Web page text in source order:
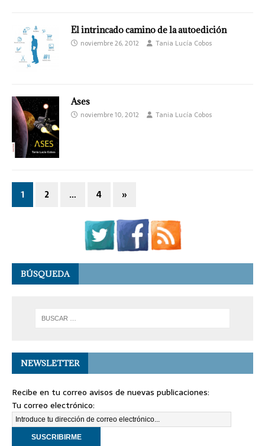
El intrincado camino de la autoedición
noviembre 26, 2012 Tania Lucía Cobos
Ases
noviembre 10, 2012 Tania Lucía Cobos
1 2 … 4 »
BÚSQUEDA
NEWSLETTER
Recibe en tu correo avisos de nuevas publicaciones:
Tu correo electrónico: